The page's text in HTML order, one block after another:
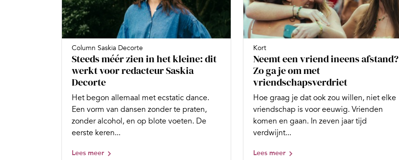
Column Saskia Decorte
Steeds méér zien in het kleine: dit
werkt voor redacteur Saskia
Decorte
Het begon allemaal met ecstatic dance.
Een vorm van dansen zonder te praten,
zonder alcohol, en op blote voeten. De
eerste keren...
Lees meer
Kort
Neemt een vriend ineens afstand?
Zo ga je om met
vriendschapsverdriet
Hoe graag je dat ook zou willen, niet elke
vriendschap is voor eeuwig. Vrienden
komen en gaan. In zeven jaar tijd
verdwijnt...
Lees meer